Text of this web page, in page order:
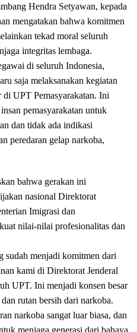
Hendra Setyawan, kepada
mengatakan bahwa komitmen
tekad moral seluruh
integritas lembaga.
di seluruh Indonesia,
saja melaksanakan kegiatan
UPT Pemasyarakatan. Ini
pemasyarakatan untuk
dan tidak ada indikasi
peredaran gelap narkoba,
bahwa gerakan ini
nasional Direktorat
Imigrasi dan
nilai-nilai profesionalitas dan
sudah menjadi komitmen dari
kami di Direktorat Jenderal
UPT. Ini menjadi konsen besar
rutan bersih dari narkoba.
narkoba sangat luar biasa, dan
menjaga generasi dari bahaya